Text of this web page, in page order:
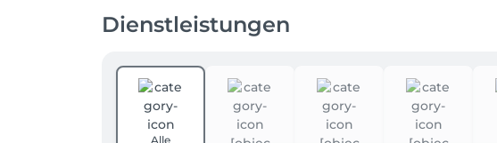
Dienstleistungen
Alle